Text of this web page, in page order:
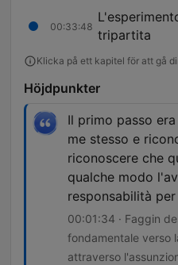
00:33:48
tripartita
Klicka på ett kapitel för att gå
Höjdpunkter
Il primo passo
me stesso e
riconoscere che
qualche modo
responsabilità
00:01:34 · Faggin
fondamentale verso
attraverso